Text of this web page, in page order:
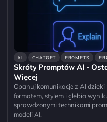
AI CHATGPT PROMPTS
Skróty Promptów AI -
Więcej
Opanuj komunikacje z AI
formatem, stylem i glebia
sprawdzonymi technikami
modeli AI.